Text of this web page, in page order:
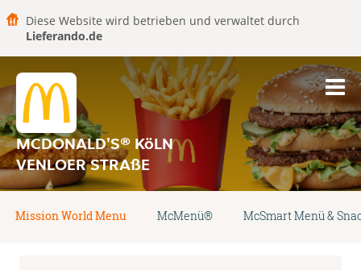
Diese Website wird betrieben und verwaltet durch
Lieferando.de
MCDONALD'S® KöLN
VENLOER STRAßE
Mission World Menu McMenü® McSmart Menü &